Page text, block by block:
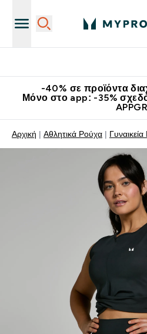
-40% σε προϊόντα
Μόνο στο app: -35%
APPGR
Αρχική Αθλητικά Ρούχα